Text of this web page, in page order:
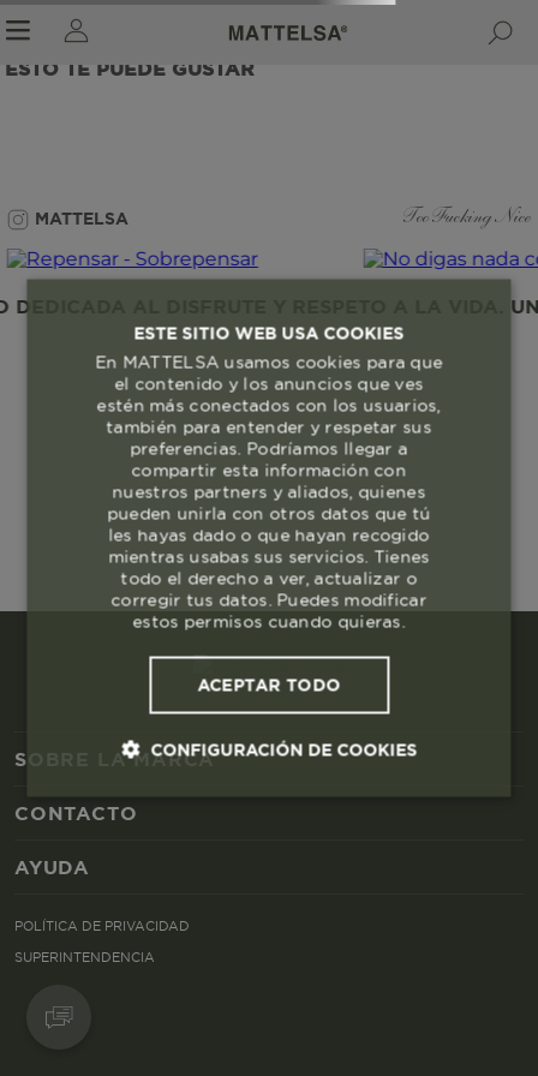
ESTO TE PUEDE GUSTAR
MATTELSA Too Fucking Nice
AL DISFRUTE Y RESPETO A LA VIDA.
SOBRE LA MARCA
CONTACTO
AYUDA
POLÍTICA DE PRIVACIDAD
SUPERINTENDENCIA
ESTE SITIO WEB USA COOKIES
En MATTELSA usamos cookies para que
el contenido y los anuncios que ves
estén más conectados con los usuarios,
también para entender y respetar sus
preferencias. Podríamos llegar a
compartir esta información con
nuestros partners y aliados, quienes
pueden unirla con otros datos que tú
les hayas dado o que hayan recogido
mientras usabas sus servicios. Tienes
todo el derecho a ver, actualizar o
corregir tus datos. Puedes modificar
estos permisos cuando quieras.
ACEPTAR TODO
CONFIGURACIÓN DE COOKIES